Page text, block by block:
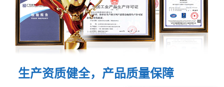
生产资质健全，产品质量保障